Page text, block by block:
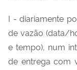
I - diariamente
de vazão (data/
e tempo), num
de entrega com